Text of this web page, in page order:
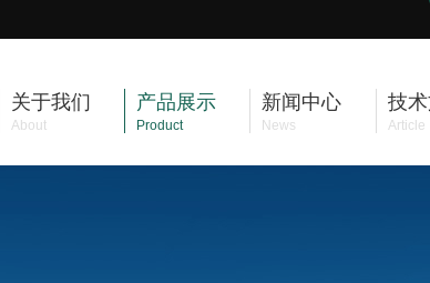
关于我们
About
产品展示
Product
新闻中心
News
技
Article